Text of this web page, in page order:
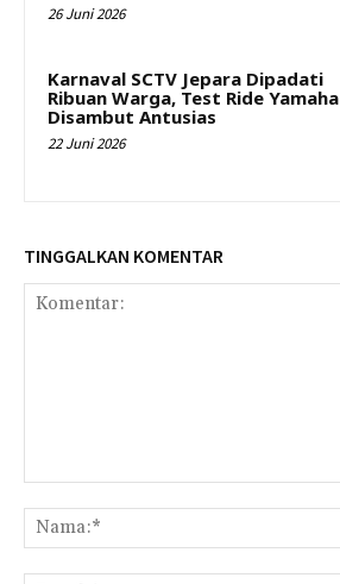
26 Juni 2026
Karnaval SCTV Jepara Dipadati
Ribuan Warga, Test Ride Yamaha
Disambut Antusias
22 Juni 2026
TINGGALKAN KOMENTAR